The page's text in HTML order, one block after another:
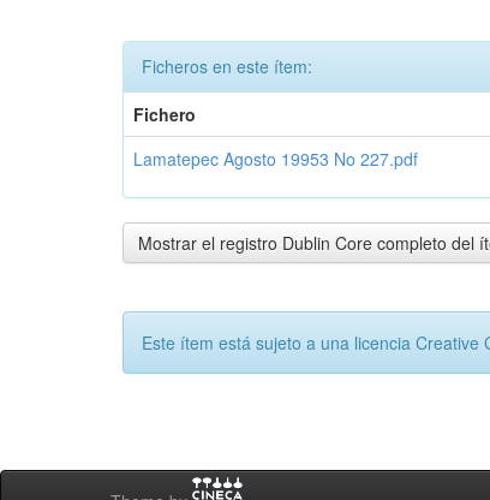
Ficheros en este ítem:
Fichero
Lamatepec Agosto 19953 No 227.pdf
Mostrar el registro Dublin Core completo del
Este ítem está sujeto a una licencia Creative